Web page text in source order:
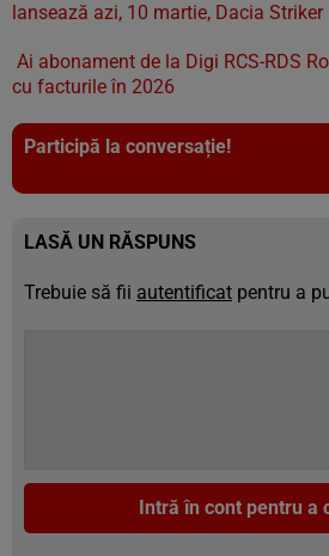
lansează azi, 10 martie, Dacia Striker
Ai abonament de la Digi RCS-RDS
cu facturile în 2026
Participă la conversație!
LASĂ UN RĂSPUNS
Trebuie să fii autentificat pentru a
Intră în cont pentru a